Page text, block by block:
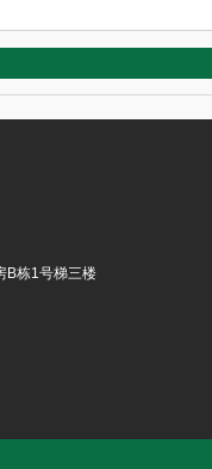
B栋1号梯三楼